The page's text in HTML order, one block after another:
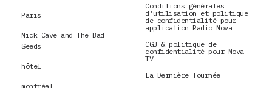
Paris
Nick Cave and The Bad
Seeds
hôtel
montréal
Conditions générales
d’utilisation et politique
de confidentialité pour
application Radio Nova
CGU & politique de
confidentialité pour Nova
TV
La Dernière Tournée